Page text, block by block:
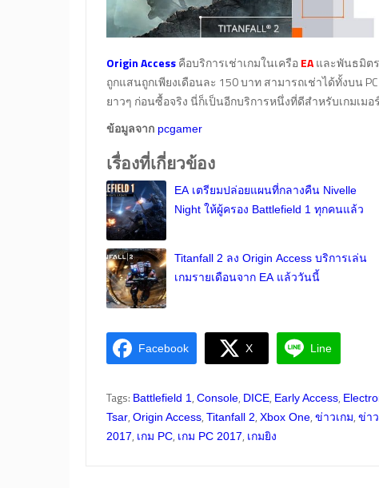
Origin Accessคือบริการเช่าเกมในเครือEAและพันธมิตร
ถูกแสนถูกเพียงเดือนละ 150 บาท สามารถเช่าได้ทั้งบน
ยาวๆ ก่อนซื้อจริง นี่ก็เป็นอีกบริการหนึ่งที่ดีสำหรับเกมเมอ
ข้อมูลจาก pcgamer
เรื่องที่เกี่ยวข้อง
EA เตรียมปล่อยแผนที่กลางคืน Nivelle
Night ให้ผู้ครอง Battlefield 1 ทุกคนแล้ว
Titanfall 2 ลง Origin Access บริการเล่น
เกมรายเดือนจาก EA แล้ววันนี้
Facebook X Line
Tags: Battlefield 1, Console, DICE, Early Access,
Tsar, Origin Access, Titanfall 2, Xbox One, ข่าวเกม, ข่า
2017, เกม PC, เกม PC 2017, เกมยิง